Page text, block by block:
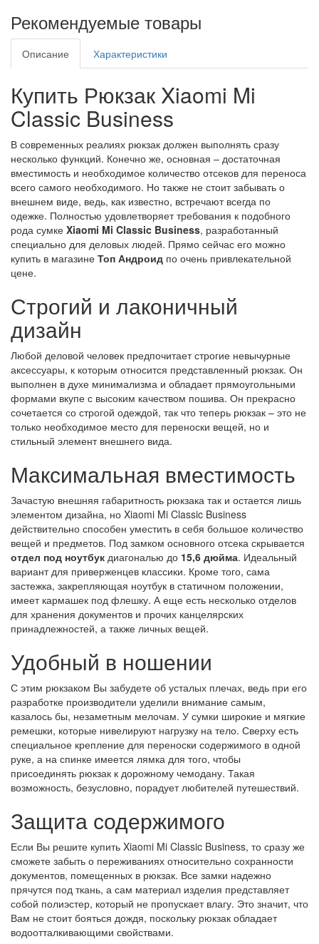
Рекомендуемые товары
Описание Характеристики
Купить Рюкзак Xiaomi Mi
Classic Business
В современных реалиях рюкзак должен выполнять сразу
несколько функций. Конечно же, основная – достаточная
вместимость и необходимое количество отсеков для переноса
всего самого необходимого. Но также не стоит забывать о
внешнем виде, ведь, как известно, встречают всегда по
одежке. Полностью удовлетворяет требования к подобного
рода сумке Xiaomi Mi Classic Business, разработанный
специально для деловых людей. Прямо сейчас его можно
купить в магазине Топ Андроид по очень привлекательной
цене.
Строгий и лаконичный
дизайн
Любой деловой человек предпочитает строгие невычурные
аксессуары, к которым относится представленный рюкзак. Он
выполнен в духе минимализма и обладает прямоугольными
формами вкупе с высоким качеством пошива. Он прекрасно
сочетается со строгой одеждой, так что теперь рюкзак – это не
только необходимое место для переноски вещей, но и
стильный элемент внешнего вида.
Максимальная вместимость
Зачастую внешняя габаритность рюкзака так и остается лишь
элементом дизайна, но Xiaomi Mi Classic Business
действительно способен уместить в себя большое количество
вещей и предметов. Под замком основного отсека скрывается
отдел под ноутбук диагональю до 15,6 дюйма. Идеальный
вариант для приверженцев классики. Кроме того, сама
застежка, закрепляющая ноутбук в статичном положении,
имеет кармашек под флешку. А еще есть несколько отделов
для хранения документов и прочих канцелярских
принадлежностей, а также личных вещей.
Удобный в ношении
С этим рюкзаком Вы забудете об усталых плечах, ведь при его
разработке производители уделили внимание самым,
казалось бы, незаметным мелочам. У сумки широкие и мягкие
ремешки, которые нивелируют нагрузку на тело. Сверху есть
специальное крепление для переноски содержимого в одной
руке, а на спинке имеется лямка для того, чтобы
присоединять рюкзак к дорожному чемодану. Такая
возможность, безусловно, порадует любителей путешествий.
Защита содержимого
Если Вы решите купить Xiaomi Mi Classic Business, то сразу же
сможете забыть о переживаниях относительно сохранности
документов, помещенных в рюкзак. Все замки надежно
прячутся под ткань, а сам материал изделия представляет
собой полиэстер, который не пропускает влагу. Это значит, что
Вам не стоит бояться дождя, поскольку рюкзак обладает
водоотталкивающими свойствами.